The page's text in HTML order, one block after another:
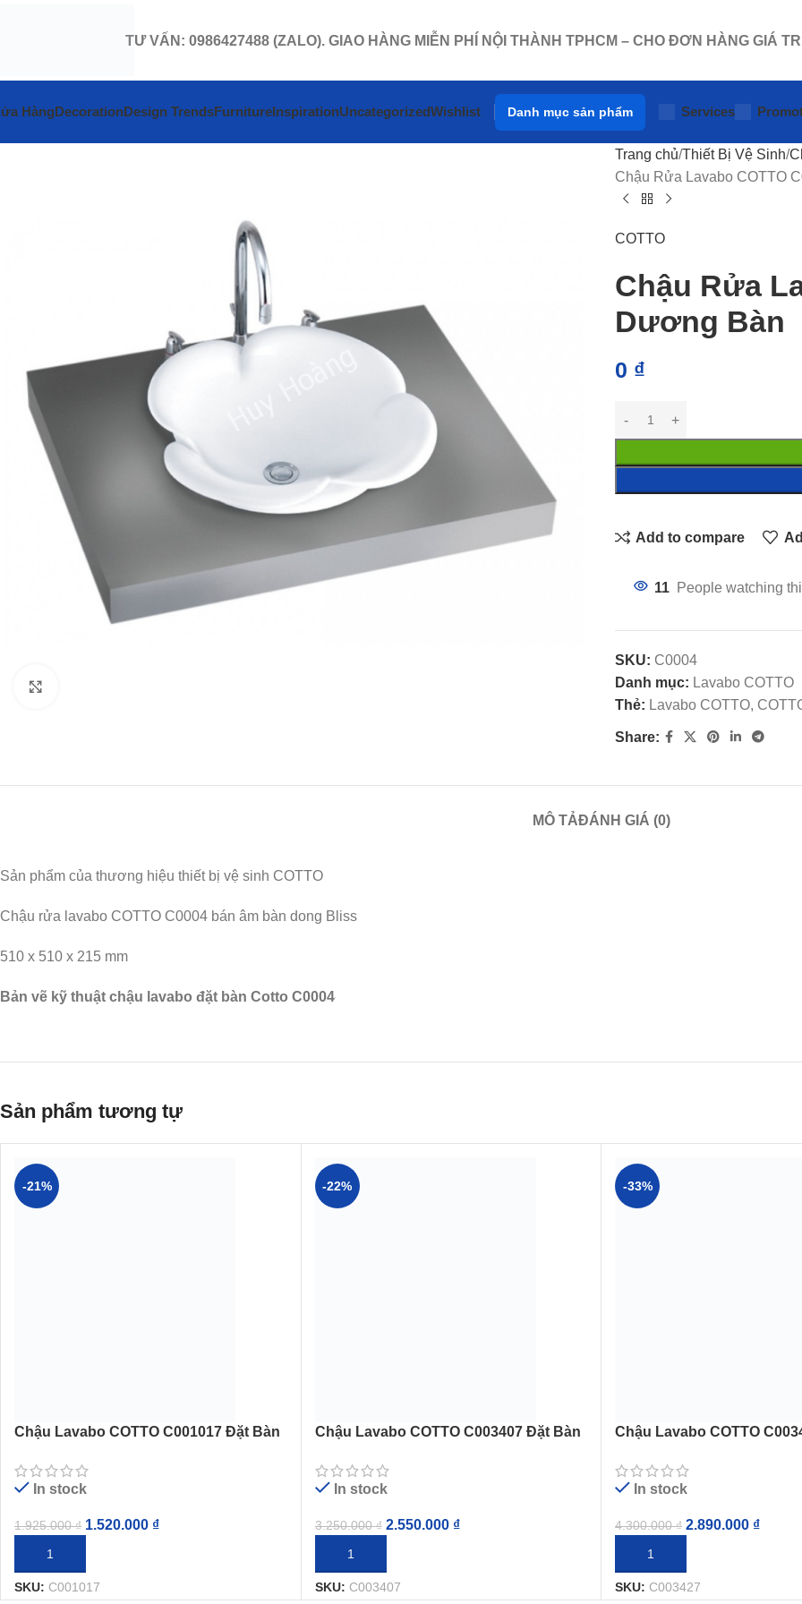
TƯ VẤN: 0986427488 (ZALO). GIAO HÀNG MIỄN PHÍ NỘI THÀNH TPHCM – CHO ĐƠN HÀNG GIÁ
HàngDecorationDesign TrendsFurnitureInspirationUncategorizedWishlist Danh mục sản phẩm Services
Trang chủ Thiết Bị Vệ Sinh
Chậu Rửa Lavabo COTTO
COTTO
Chậu Rửa
Dương Bàn
0 ₫
Add to compare
11 People watching
SKU: C0004
Danh mục: Lavabo COTTO
Thẻ: Lavabo COTTO,
Share:
MÔ TẢĐÁNH GIÁ (0)
Sản phẩm của thương hiệu thiết bị vệ sinh COTTO
Chậu rửa lavabo COTTO C0004 bán âm bàn dong Bliss
510 x 510 x 215 mm
Bản vẽ kỹ thuật chậu lavabo đặt bàn Cotto C0004
Sản phẩm tương tự
-21%
Chậu Lavabo COTTO C001017 Đặt Bàn
In stock
1.925.000₫ 1.520.000 ₫
THÊM VÀO GIỎ HÀNG
SKU: C001017
-22%
Chậu Lavabo COTTO C003407 Đặt Bàn
In stock
3.250.000₫ 2.550.000 ₫
THÊM VÀO GIỎ HÀNG
SKU: C003407
-33%
Chậu Lavabo COTTO
In stock
4.300.000₫ 2.890.000 ₫
THÊM VÀO GIỎ HÀNG
SKU: C003427